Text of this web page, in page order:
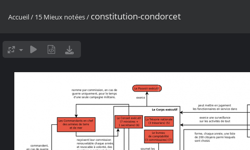
Accueil/ 15 Mieux notées/ constitution-condorcet